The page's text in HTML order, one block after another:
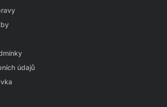
údajů